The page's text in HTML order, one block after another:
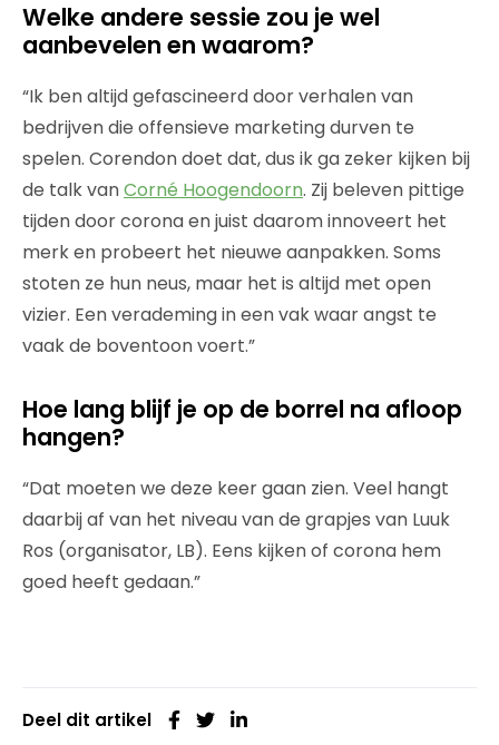
Welke andere sessie zou je wel
aanbevelen en waarom?
“Ik ben altijd gefascineerd door verhalen van
bedrijven die offensieve marketing durven te
spelen. Corendon doet dat, dus ik ga zeker kijken bij
de talk vanCorné Hoogendoorn. Zij beleven pittige
tijden door corona en juist daarom innoveert het
merk en probeert het nieuwe aanpakken. Soms
stoten ze hun neus, maar het is altijd met open
vizier. Een verademing in een vak waar angst te
vaak de boventoon voert.”
Hoe lang blijf je op de borrel na afloop
hangen?
“Dat moeten we deze keer gaan zien. Veel hangt
daarbij af van het niveau van de grapjes van Luuk
Ros (organisator, LB). Eens kijken of corona hem
goed heeft gedaan.”
Deel dit artikel